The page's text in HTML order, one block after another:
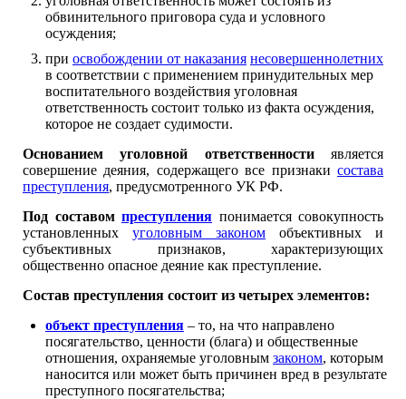
обвинительного приговора суда и условного
осуждения;
при освобождении от наказания несовершеннолетних
в соответствии с применением принудительных мер
воспитательного воздействия уголовная
ответственность состоит только из факта осуждения,
которое не создает судимости.
Основанием уголовной ответственностиявляется
совершение деяния, содержащего все признаки состава
преступления, предусмотренного УК РФ.
Под составом преступления понимается совокупность
установленных уголовным законом объективных и
субъективных признаков, характеризующих
общественно опасное деяние как преступление.
Состав преступления состоит из четырех элементов:
объект преступления – то, на что направлено
посягательство, ценности (блага) и общественные
отношения, охраняемые уголовным законом, которым
наносится или может быть причинен вред в результате
преступного посягательства;